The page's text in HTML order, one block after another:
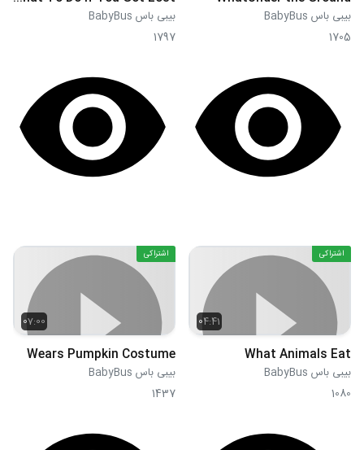
بیبی باس BabyBus
1705
بیبی باس BabyBus
1797
04:41
اشتراکی
What Animals Eat
بیبی باس BabyBus
1080
07:00
اشتراکی
Wears Pumpkin Costume
بیبی باس BabyBus
1437